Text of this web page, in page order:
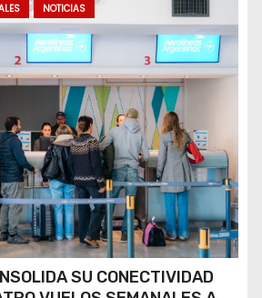
NOTICIAS
SU CONECTIVIDAD